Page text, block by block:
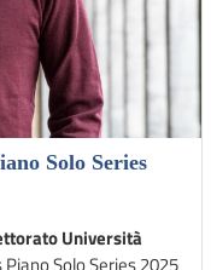
Solo Series
Università